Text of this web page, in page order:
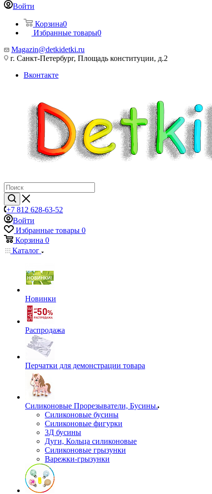
Войти
Корзина0
Избранные товары0
Magazin@detkidetki.ru
г. Санкт-Петербург, Площадь конституции, д.2
Вконтакте
+7 812 628-63-52
Войти
Избранные товары 0
Корзина 0
Каталог
Новинки
Распродажа
Перчатки для демонстрации товара
Силиконовые Прорезыватели, Бусины.
Силиконовые бусины
Силиконовые фигурки
3Д бусины
Дуги, Кольца силиконовые
Силиконовые грызунки
Варежки-грызунки